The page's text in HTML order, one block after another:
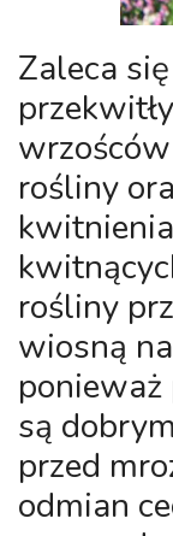
Zaleca
rośliny
rośliny
wiosną
są
przed
odmian